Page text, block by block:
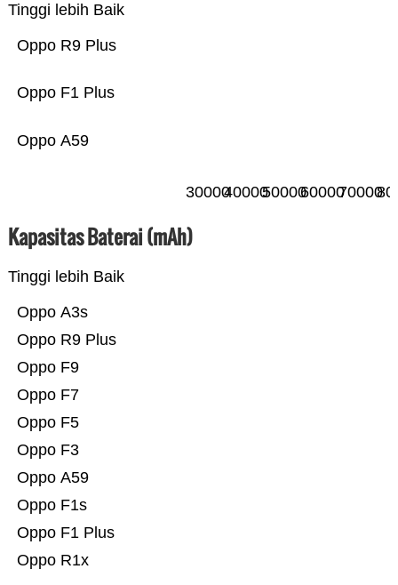
Tinggi lebih Baik
Oppo A59
Oppo F1 Plus
Oppo R9 Plus
3000040000500006000070000
Kapasitas Baterai (mAh)
Tinggi lebih Baik
Oppo R1x
Oppo F1 Plus
Oppo F1s
Oppo A59
Oppo F3
Oppo F5
Oppo F7
Oppo F9
Oppo R9 Plus
Oppo A3s